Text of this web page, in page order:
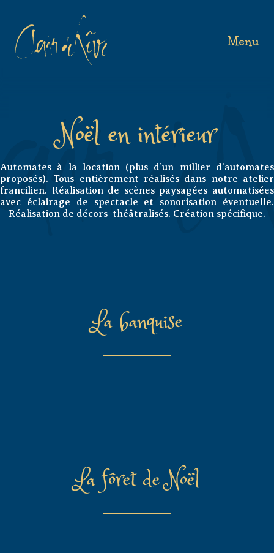
Menu
Noël en intérieur
Automates à la location (plus d’un millier d’automates
proposés). Tous entièrement réalisés dans notre atelier
francilien. Réalisation de scènes paysagées automatisées
avec éclairage de spectacle et sonorisation éventuelle.
Réalisation de décors théâtralisés. Création spécifique.
La banquise
La fôret de Noël